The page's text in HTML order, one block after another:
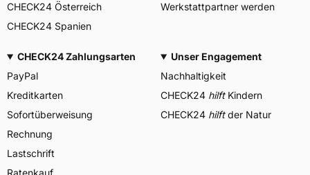
CHECK24 Österreich
CHECK24 Spanien
Werkstattpartner werden
CHECK24 Zahlungsarten
PayPal
Kreditkarten
Sofortüberweisung
Rechnung
Lastschrift
Ratenkauf
Unser Engagement
Nachhaltigkeit
CHECK24 hilftKindern
CHECK24 hilftder Natur